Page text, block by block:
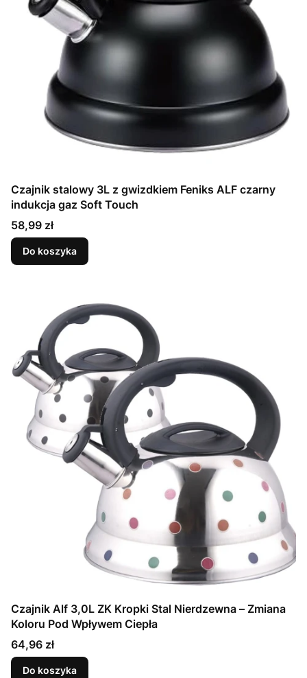
Czajnik stalowy 3L z gwizdkiem Feniks ALF czarny
indukcja gaz Soft Touch
Cena
58,99 zł
Do koszyka
Czajnik Alf 3,0L ZK Kropki Stal Nierdzewna – Zmiana
Koloru Pod Wpływem Ciepła
Cena
64,96 zł
Do koszyka